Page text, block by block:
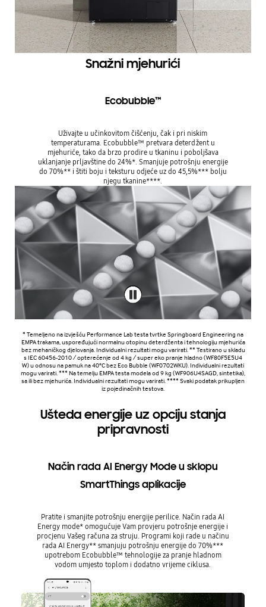
Snažni mjehurići
Ecobubble™
Uživajte u učinkovitom čišćenju, čak i pri niskim
temperaturama. Ecobubble™ pretvara deterdžent u
mjehuriće, tako da brzo prodire u tkaninu i poboljšava
uklanjanje prljavštine do 24%*. Smanjuje potrošnju energije
do 70%** i štiti boju i teksturu odjeće uz do 45,5%*** bolju
njegu tkanine****.
* Temeljeno na izvješću Performance Lab testa tvrtke Springboard Engineering na
EMPA trakama, uspoređujući normalnu otopinu deterdženta i tehnologiju mjehurića
bez mehaničkog djelovanja. Individualni rezultati mogu varirati. ** Testirano u skladu
s IEC 60456-2010 / opterećenje od 4 kg / super eko pranje hladno (WF80F5E5U4
W) u odnosu na pamuk na 40°C bez Eco Bubble (WF0702WKU). Individualni rezultati
mogu varirati. *** Na temelju EMPA testa modela od 9 kg (WF906U4SAGD, sintetika),
sa ili bez mjehurića. Individualni rezultati mogu varirati. **** Svaki podatak prikupljen
iz pojedinačnih testova.
Ušteda energije uz opciju stanja
pripravnosti
Način rada AI Energy Mode u sklopu
SmartThings aplikacije
Pratite i smanjite potrošnju energije perilice. Način rada AI
Energy mode* omogućuje Vam provjeru potrošnje energije i
procjenu Vašeg računa za struju. Programi koji rade u načinu
rada AI Energy** smanjuju potrošnju energije do 70%***
upotrebom Ecobubble™ tehnologije za pranje hladnom
vodom umjesto toplom i dodatno vrijeme ciklusa.